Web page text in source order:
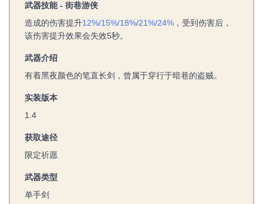
武器技能 - 街巷游侠
造成的伤害提升12%/15%/18%/21%/24% ，受到伤害后，
该伤害提升效果会失效5秒。
武器介绍
有着黑夜颜色的笔直长剑，曾属于穿行于暗巷的盗贼。
实装版本
1.4
获取途径
限定祈愿
武器类型
单手剑